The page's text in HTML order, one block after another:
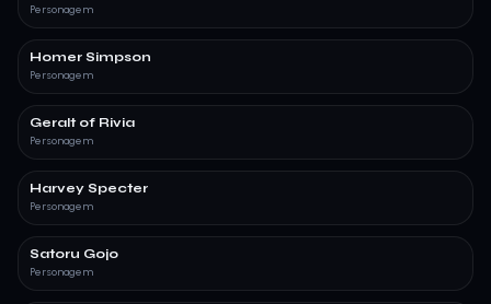
Personagem
Homer Simpson
Personagem
Geralt of Rivia
Personagem
Harvey Specter
Personagem
Satoru Gojo
Personagem